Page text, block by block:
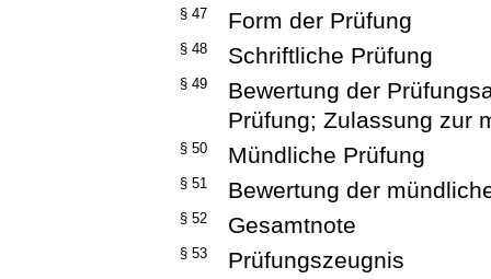
§ 47 Form der Prüfung
§ 48 Schriftliche Prüfung
§ 49
Bewertung der
Prüfung; Zulassung zur
§ 50 Mündliche Prüfung
§ 51 Bewertung der
§ 52 Gesamtnote
§ 53 Prüfungszeugnis